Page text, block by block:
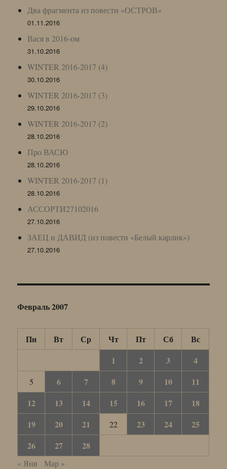
Два фрагмента из повести «ОСТРОВ»
01.11.2016
Вася в 2016-ом
31.10.2016
WINTER 2016-2017 (4)
30.10.2016
WINTER 2016-2017 (3)
29.10.2016
WINTER 2016-2017 (2)
28.10.2016
Про ВАСЮ
28.10.2016
WINTER 2016-2017 (1)
28.10.2016
АССОРТИ27102016
27.10.2016
ЗАЕЦ и ДАВИД (из повести «Белый карлик»)
27.10.2016
Февраль 2007
Пн Вт Ср Чт Пт Сб
Вс
1
2 3 4
5 6 7 8 9 10
11
12
13 14 15 16 17
18
19
20 21 22 23 24
25
26
27 28
« Янв Мар »